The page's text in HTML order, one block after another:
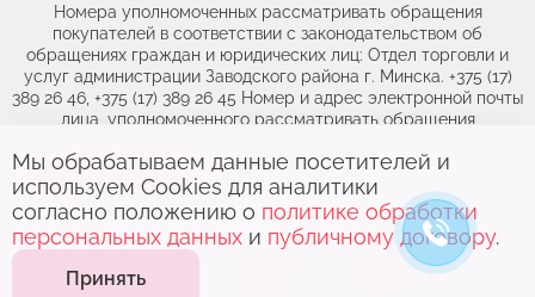
Номера уполномоченных рассматривать обращения
покупателей в соответствии с законодательством об
обращениях граждан и юридических лиц: Отдел торговли и
услуг администрации Заводского района г. Минска. +375 (17)
389 26 46, +375 (17) 389 26 45 Номер и адрес электронной почты
лица, уполномоченного рассматривать обращения
законодательством о защите прав потребителей: +375(44)764-
46-71, obr@rozybel.by.
Выберите адрес,чтобы увидеть
актуальный каталог
Мы обрабатываем данные посетителей и
используем Cookies для аналитики
согласно положению о политике обработки
персональных данных и публичному договору.
Принять